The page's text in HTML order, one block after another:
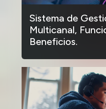
Sistema de
Multicanal,
Beneficios.